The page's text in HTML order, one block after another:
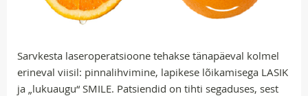
Sarvkesta laseroperatsioone tehakse tänapäeval kolmel
erineval viisil: pinnalihvimine, lapikese lõikamisega LASIK
ja „lukuaugu“ SMILE. Patsiendid on tihti segaduses, sest